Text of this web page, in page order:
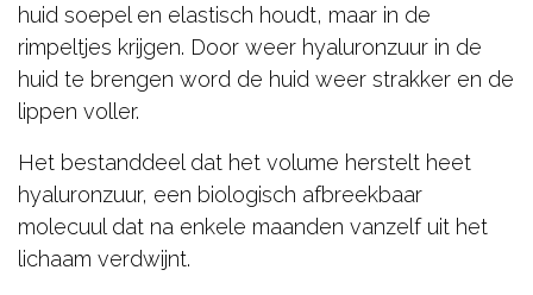
huid soepel en elastisch houdt, maar in de
rimpeltjes krijgen. Door weer hyaluronzuur in de
huid te brengen word de huid weer strakker en de
lippen voller.
Het bestanddeel dat het volume herstelt heet
hyaluronzuur, een biologisch afbreekbaar
molecuul dat na enkele maanden vanzelf uit het
lichaam verdwijnt.